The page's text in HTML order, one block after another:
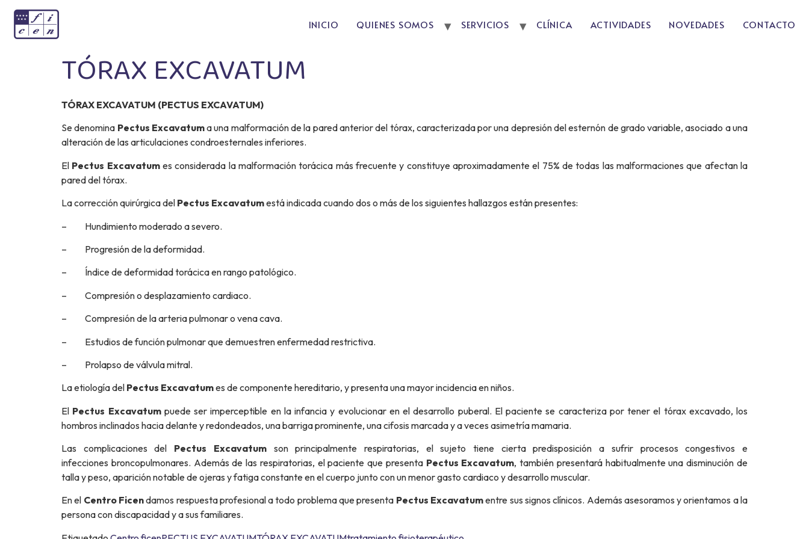
INICIO QUIENES SOMOS SERVICIOS CLÍNICA ACTIVIDADES NOVEDADES CONTACTO
TÓRAX EXCAVATUM
TÓRAX EXCAVATUM (PECTUS EXCAVATUM)
Se denomina Pectus Excavatuma una malformación de la pared anterior del tórax, caracterizada por una depresión del esternón de grado variable, asociado a una
alteración de las articulaciones condroesternales inferiores.
El Pectus Excavatumes considerada la malformación torácica más frecuente y constituye aproximadamente el 75% de todas las malformaciones que afectan la
pared del tórax.
La corrección quirúrgica del Pectus Excavatumestá indicada cuando dos o más de los siguientes hallazgos están presentes:
– Hundimiento moderado a severo.
– Progresión de la deformidad.
– Índice de deformidad torácica en rango patológico.
– Compresión o desplazamiento cardiaco.
– Compresión de la arteria pulmonar o vena cava.
– Estudios de función pulmonar que demuestren enfermedad restrictiva.
– Prolapso de válvula mitral.
La etiología del Pectus Excavatumes de componente hereditario, y presenta una mayor incidencia en niños.
El Pectus Excavatumpuede ser imperceptible en la infancia y evolucionar en el desarrollo puberal. El paciente se caracteriza por tener el tórax excavado, los
hombros inclinados hacia delante y redondeados, una barriga prominente, una cifosis marcada y a veces asimetría mamaria.
Las complicaciones del Pectus Excavatumson principalmente respiratorias, el sujeto tiene cierta predisposición a sufrir procesos congestivos e
infecciones broncopulmonares. Además de las respiratorias, el paciente que presenta Pectus Excavatum, también presentará habitualmente una disminución de
talla y peso, aparición notable de ojeras y fatiga constante en el cuerpo junto con un menor gasto cardiaco y desarrollo muscular.
En el Centro Ficendamos respuesta profesional a todo problema que presenta Pectus Excavatumentre sus signos clínicos. Además asesoramos y orientamos a la
persona con discapacidad y a sus familiares.